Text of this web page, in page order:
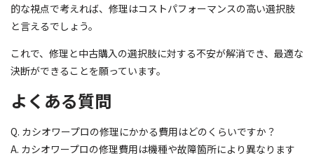
的な視点で考えれば、修理はコストパフォーマンスの高い選択肢
と言えるでしょう。
これで、修理と中古購入の選択肢に対する不安が解消でき、最適な
決断ができることを願っています。
よくある質問
Q. カシオワープロの修理にかかる費用はどのくらいですか？
A. カシオワープロの修理費用は機種や故障箇所により異なります